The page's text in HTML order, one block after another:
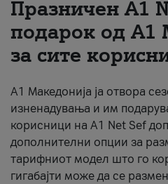
За нас
#ПодобарОнлајн
Празничен A1
подарок од А1
за сите
А1 Македонија ја отвора
изненадувања и им
корисници на A1 Net Sef
дополнителни опции за
тарифниот модел што го
гигабајти може да се